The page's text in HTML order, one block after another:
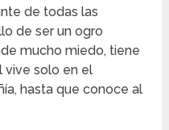
de todas las
de ser un ogro
mucho miedo, tiene
vive solo en el
hasta que conoce al